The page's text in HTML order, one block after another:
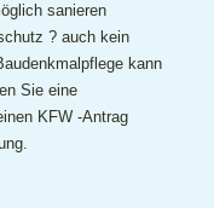
sanieren
? auch kein
kann
Sie eine
KFW -Antrag